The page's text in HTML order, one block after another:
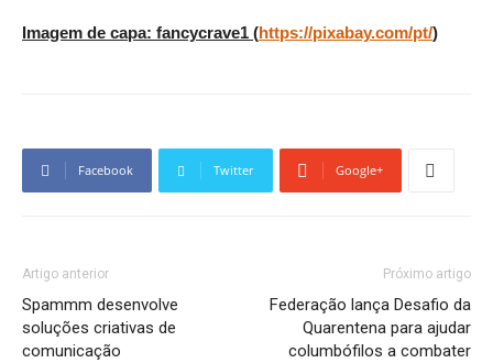
Imagem de capa: fancycrave1 (https://pixabay.com/pt/)
Facebook Twitter Google+
Artigo anterior
Spammm desenvolve
soluções criativas de
comunicação
Próximo artigo
Federação lança Desafio da
Quarentena para ajudar
columbófilos a combater